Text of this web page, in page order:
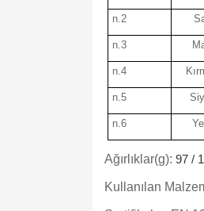
n.2
n.3
n.4
n.5
n.6
Ağırlıklar(g): 97 /
Kullanılan